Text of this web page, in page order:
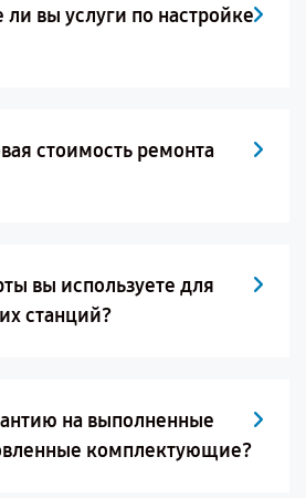
ли вы услуги по настройке
стоимость ремонта
вы используете для
станций?
на выполненные
комплектующие?